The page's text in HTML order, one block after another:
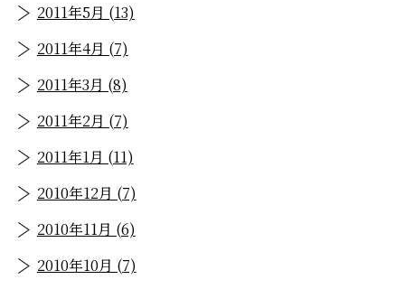
2011年5月 (13)
2011年4月 (7)
2011年3月 (8)
2011年2月 (7)
2011年1月 (11)
2010年12月 (7)
2010年11月 (6)
2010年10月 (7)